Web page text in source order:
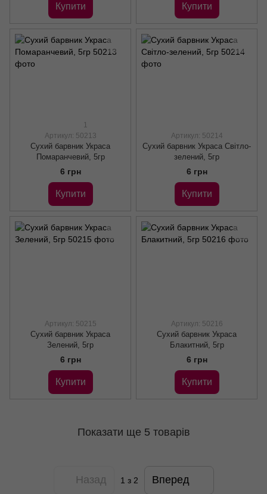
Купити Купити
1
Артикул: 50213
Сухий барвник Украса
Помаранчевий, 5гр
6 грн
Купити
Артикул: 50214
Сухий барвник Украса Світло-
зелений, 5гр
6 грн
Купити
Артикул: 50215
Сухий барвник Украса
Зелений, 5гр
6 грн
Купити
Артикул: 50216
Сухий барвник Украса
Блакитний, 5гр
6 грн
Купити
Показати ще 5 товарів
Назад 1 з 2 Вперед